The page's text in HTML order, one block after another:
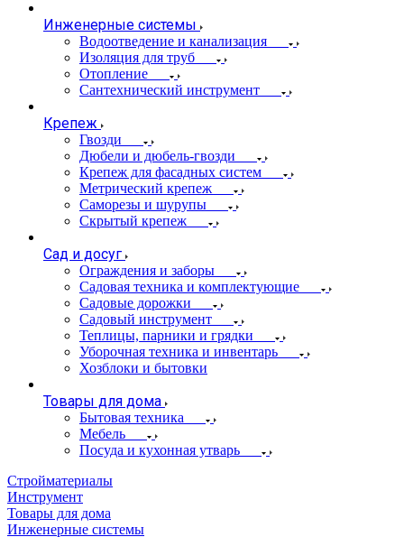
Инженерные системы
Водоотведение и канализация
Изоляция для труб
Отопление
Сантехнический инструмент
Крепеж
Гвозди
Дюбели и дюбель-гвозди
Крепеж для фасадных систем
Метрический крепеж
Саморезы и шурупы
Скрытый крепеж
Сад и досуг
Ограждения и заборы
Садовая техника и комплектующие
Садовые дорожки
Садовый инструмент
Теплицы, парники и грядки
Уборочная техника и инвентарь
Хозблоки и бытовки
Товары для дома
Бытовая техника
Мебель
Посуда и кухонная утварь
Стройматериалы
Инструмент
Товары для дома
Инженерные системы